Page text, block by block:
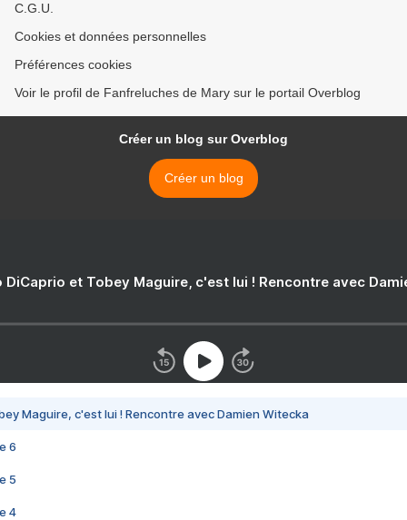
C.G.U.
Cookies et données personnelles
Préférences cookies
Voir le profil de Fanfreluches de Mary sur le portail Overblog
Créer un blog sur Overblog
Créer un blog
DiCaprio et Tobey Maguire, c'est lui ! Rencontre avec
Maguire, c'est lui ! Rencontre avec Damien Witecka
6
5
4